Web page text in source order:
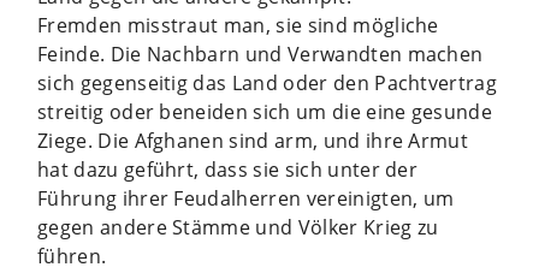
Fremden misstraut man, sie sind mögliche
Feinde. Die Nachbarn und Verwandten machen
sich gegenseitig das Land oder den Pachtvertrag
streitig oder beneiden sich um die eine gesunde
Ziege. Die Afghanen sind arm, und ihre Armut
hat dazu geführt, dass sie sich unter der
Führung ihrer Feudalherren vereinigten, um
gegen andere Stämme und Völker Krieg zu
führen.